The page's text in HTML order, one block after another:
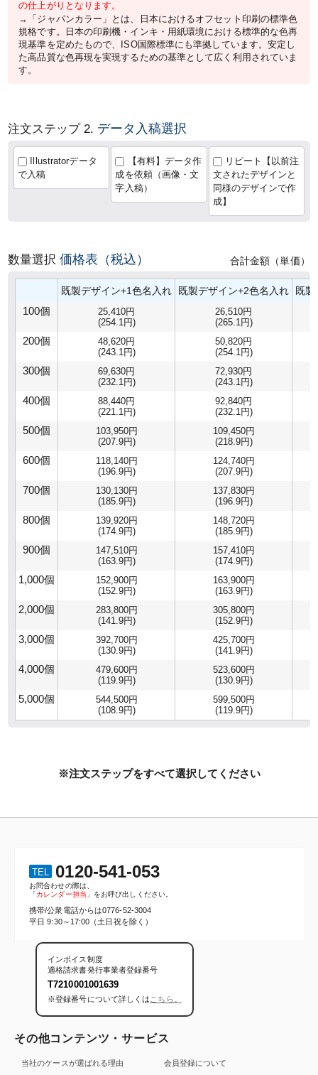
の仕上がりとなります。
→「ジャパンカラー」とは、日本におけるオフセット印刷の標準色
規格です。日本の印刷機・インキ・用紙環境における標準的な色再
現基準を定めたもので、ISO国際標準にも準拠しています。安定し
た高品質な色再現を実現するための基準として広く利用されていま
す。
注文ステップ 2. データ入稿選択
Illustratorデータ
で入稿
【有料】データ作
成を依頼（画像・文
字入稿）
リピート【以前注
文されたデザインと
同様のデザインで作
成】
数量選択価格表（税込） 合計金額（単価）
既製デザイン+1色名入れ 既製デザイン+2色名入れ 既
100個
25,410円
(254.1円)
26,510円
(265.1円)
200個
48,620円
(243.1円)
50,820円
(254.1円)
300個
69,630円
(232.1円)
72,930円
(243.1円)
400個
88,440円
(221.1円)
92,840円
(232.1円)
500個
103,950円
(207.9円)
109,450円
(218.9円)
600個
118,140円
(196.9円)
124,740円
(207.9円)
700個
130,130円
(185.9円)
137,830円
(196.9円)
800個
139,920円
(174.9円)
148,720円
(185.9円)
900個
147,510円
(163.9円)
157,410円
(174.9円)
1,000個
152,900円
(152.9円)
163,900円
(163.9円)
2,000個
283,800円
(141.9円)
305,800円
(152.9円)
3,000個
392,700円
(130.9円)
425,700円
(141.9円)
4,000個
479,600円
(119.9円)
523,600円
(130.9円)
5,000個
544,500円
(108.9円)
599,500円
(119.9円)
※注文ステップをすべて選択してください
TEL 0120-541-053
お問合わせの際は、
「カレンダー担当 」をお呼び出しください。
携帯/公衆電話からは0776-52-3004
平日 9:30～17:00（土日祝を除く）
インボイス制度
適格請求書発行事業者登録番号
T7210001001639
※登録番号について詳しくは こちら。
その他コンテンツ・サービス
当社のケースが選ばれる理由 会員登録について